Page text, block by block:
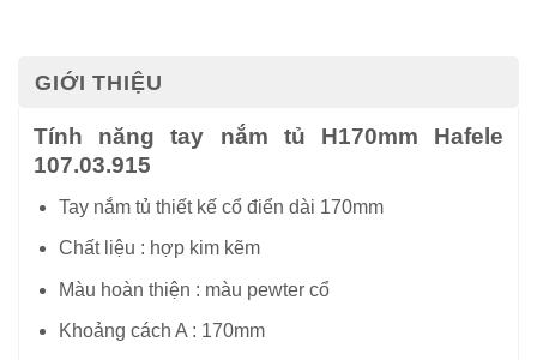
GIỚI THIỆU
Tính năng tay nắm tủ H170mm Hafele
107.03.915
Tay nắm tủ thiết kế cổ điển dài 170mm
Chất liệu : hợp kim kẽm
Màu hoàn thiện : màu pewter cổ
Khoảng cách A : 170mm